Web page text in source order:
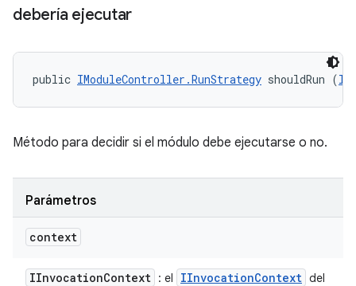
debería ejecutar
public IModuleController.RunStrategy shouldRun (
Método para decidir si el módulo debe ejecutarse o no.
Parámetros
context
IInvocationContext : el IInvocationContext del